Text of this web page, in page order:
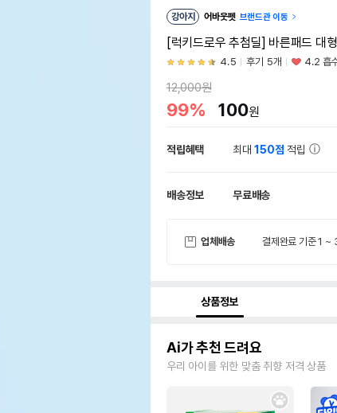
강아지 어바웃펫 브랜드관 이동
[럭키드로우 추첨딜] 바른패드 대
4.5 후기 5개 4.2 흡
12,000원
99% 100원
적립혜택 최대150점 적립
배송정보 무료배송
업체배송 결제완료 기준 1 ~
상품정보
Ai가 추천 드려요
우리 아이를 위한 맞춤 취향 저격 상품